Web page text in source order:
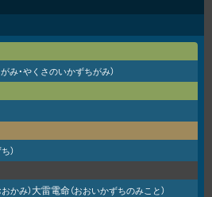
み・やくさのいかずちがみ）
）
かみ）大雷電命（おおいかずちのみこと）